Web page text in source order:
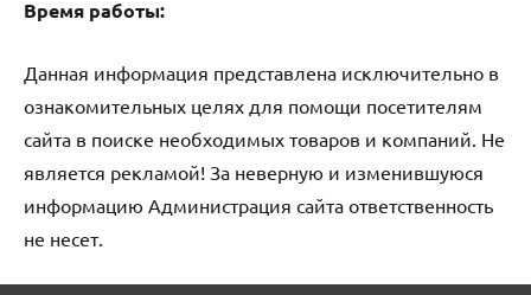
Время работы:
Данная информация представлена исключительно в
ознакомительных целях для помощи посетителям
сайта в поиске необходимых товаров и компаний. Не
является рекламой! За неверную и изменившуюся
информацию Администрация сайта ответственность
не несет.